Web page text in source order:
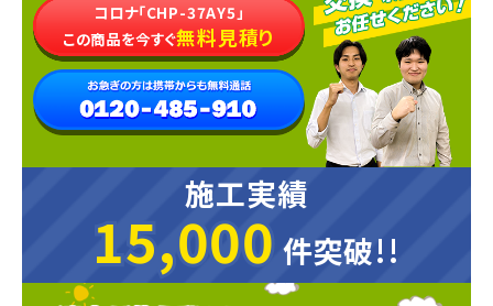
コロナ「CHP-37AY5」
この商品を今すぐ無料見積り
施工実績
15,000
15,000 件突破!!